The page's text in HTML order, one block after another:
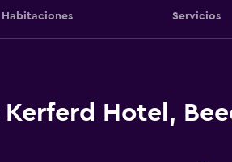
Habitaciones Servicios
Hotel,